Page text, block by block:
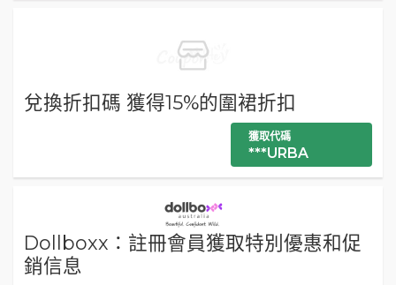
兌換折扣碼 獲得15%的圍裙折扣
獲取代碼
***URBA
Dollboxx：註冊會員獲取特別優惠和促
銷信息